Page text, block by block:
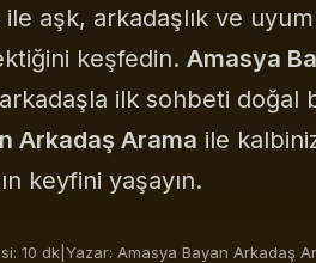
ile aşk, arkadaşlık ve
keşfedin. Amasya
ilk sohbeti doğal
Arkadaş Arama ile
keyfini yaşayın.
10 dk| Yazar: Amasya Bayan Arkadaş